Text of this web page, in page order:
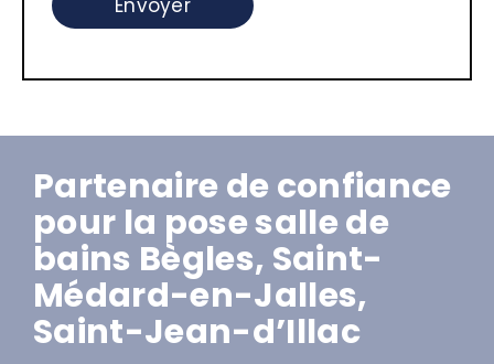
Partenaire de confiance
pour la pose salle de
bains Bègles, Saint-
Médard-en-Jalles,
Saint-Jean-d’Illac